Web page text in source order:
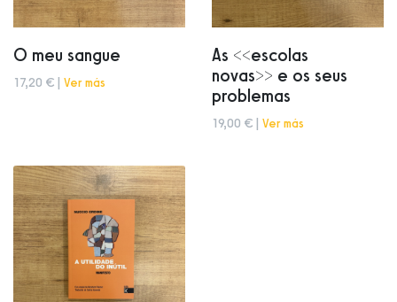
O meu sangue
17,20 € | Ver más
As <<escolas
novas>> e os seus
problemas
19,00 € | Ver más